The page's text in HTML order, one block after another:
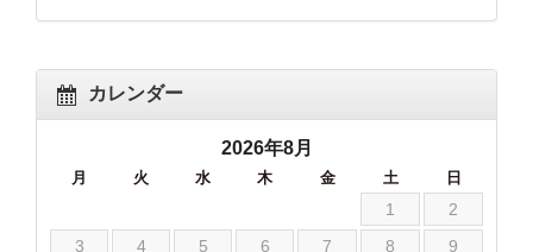
カレンダー
2026年8月
月 火 水 木 金 土 日
1
2
3
4 5 6 7 8
9